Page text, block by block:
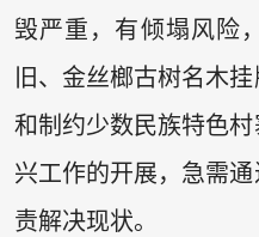
毁严重，有倾塌风险
旧、金丝榔古树名木
和制约少数民族特色
兴工作的开展，急需
责解决现状。